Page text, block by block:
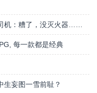
机：糟了，没灭火器……
每一款都是经典
生妄图一雪前耻？